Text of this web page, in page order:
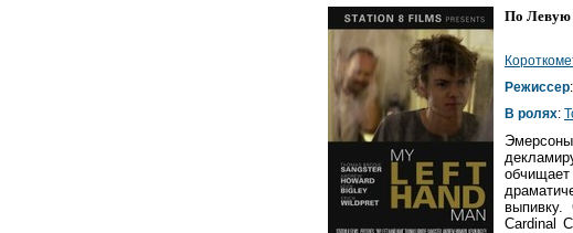
По Левую
Режиссер:
В ролях:
выпивку.
Cardinal